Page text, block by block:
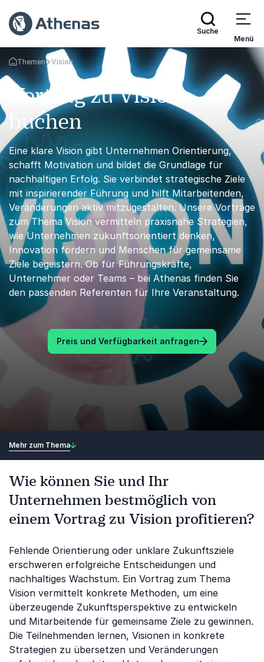
Suche
Menü
Zurück zur Startseite
Themen Vision
Vortrag zu Vision
buchen
Eine klare Vision gibt Unternehmen Orientierung,
schafft Motivation und bildet die Grundlage für
nachhaltigen Erfolg. Sie verbindet strategische Ziele
mit inspirierender Führung und hilft Mitarbeitenden,
Veränderungen aktiv mitzugestalten. Unsere Vorträge
zum Thema Vision vermitteln praxisnahe Strategien,
wie Unternehmen zukunftsorientiert denken,
Innovation fördern und Menschen für gemeinsame
Ziele begeistern. Ob für Führungskräfte,
Unternehmer oder Teams – bei Athenas finden Sie
den passenden Referenten für Ihre Veranstaltung.
Preis und Verfügbarkeit anfragen
Mehr zum Thema
Wie können Sie und Ihr
Unternehmen bestmöglich von
einem Vortrag zu Vision profitieren?
Fehlende Orientierung oder unklare Zukunftsziele
erschweren erfolgreiche Entscheidungen und
nachhaltiges Wachstum. Ein Vortrag zum Thema
Vision vermittelt konkrete Methoden, um eine
überzeugende Zukunftsperspektive zu entwickeln
und Mitarbeitende für gemeinsame Ziele zu gewinnen.
Die Teilnehmenden lernen, Visionen in konkrete
Strategien zu übersetzen und Veränderungen